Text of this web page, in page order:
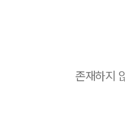
존재하지